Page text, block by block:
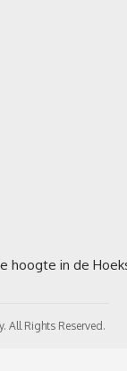
All Rights Reserved.